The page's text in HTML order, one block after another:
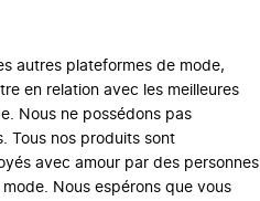
autres plateformes de mode,
en relation avec les meilleures
Nous ne possédons pas
Tous nos produits sont
avec amour par des personnes
Nous espérons que vous